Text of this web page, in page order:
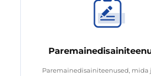
Paremainedisainiteenused, mida